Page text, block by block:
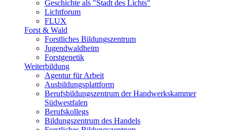
Geschichte als "Stadt des Lichts"
Lichtforum
FLUX
Forst & Wald
Forstliches Bildungszentrum
Jugendwaldheim
Forstgenetik
Weiterbildung
Agentur für Arbeit
Ausbildungsplattform
Berufsbildungszentrum der Handwerkskammer
Südwestfalen
Berufskollegs
Bildungszentrum des Handels